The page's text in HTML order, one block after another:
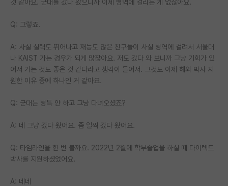
장학금/장학생 게시판
학술 정보 게시판
홍보 게시판
반도체 아카데미
것 같아요. 군대를 갔다 왔으니까 이제 병역에 걸리는 게 없잖아요.
Q: 그렇죠.
A: 사실 실력도 뛰어나고 재능도 많은 친구들이 사실 병역에 걸려서 서울대
나 KAIST 가는 경우가 되게 많잖아요. 저도 갔다 와 보니까 그냥 기회가 있
어서 가는 것도 좋은 것 같다라고 생각이 들어서. 그것도 이제 해외 박사 지
원한 이유 중에 하나인 거 같아요.
Q: 군대는 병특 안 하고 그냥 다녀오셨죠?
A: 네 그냥 갔다 왔어요. 좀 일찍 갔다 왔어요.
Q: 타임라인을 한 번 볼까요. 2022년 2월에 학부졸업을 하실 때 다이렉트
박사를 지원하셨었어요.
A: 네네